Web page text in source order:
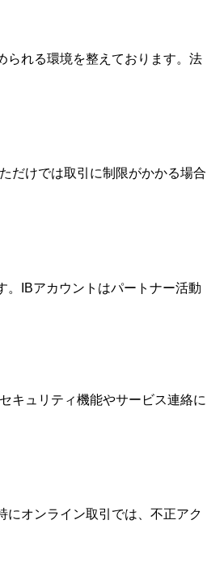
られる環境を整えております。法
だけでは取引に制限がかかる場合
。IBアカウントはパートナー活動
キュリティ機能やサービス連絡に
にオンライン取引では、不正アク